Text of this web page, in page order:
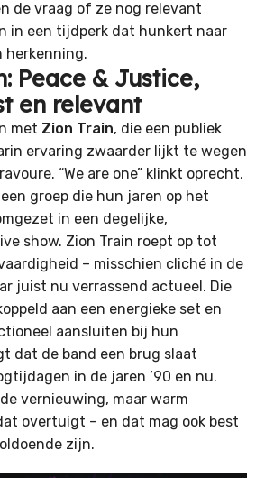
de vraag of ze nog relevant
in een tijdperk dat hunkert naar
herkenning.
Peace & Justice,
en relevant
met Zion Train, die een publiek
ervaring zwaarder lijkt te wegen
“We are one” klinkt oprecht,
groep die hun jaren op het
in een degelijke,
show. Zion Train roept op tot
– misschien cliché in de
juist nu verrassend actueel. Die
aan een energieke set en
aansluiten bij hun
dat de band een brug slaat
in de jaren ’90 en nu.
vernieuwing, maar warm
overtuigt – en dat mag ook best
zijn.